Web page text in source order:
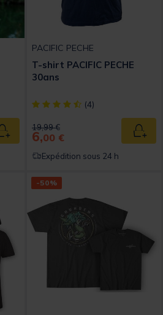
Ajouter au panier
PACIFIC PECHE
T-shirt PACIFIC PECHE
30ans
[object Object] out of 5
(4)
Price reduced from
19,99 €to
6,00 €
Expédition sous 24 h
-50%